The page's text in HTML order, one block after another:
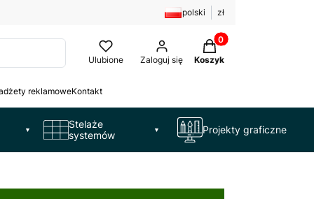
polski zł
Ulubione Zaloguj się
Produkty w koszyku:
Koszyk
reklamoweKontakt
▼
Stelaże
systemów
▼ Projekty graficzne